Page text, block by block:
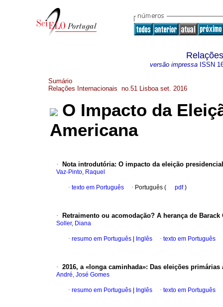
versão impressa ISSN
Sumário
Relações Internacionais no.51 Lisboa set. 2016
O Impacto da
Americana
· Nota introdutória: O impacto da eleição
Vaz-Pinto, Raquel
· texto em Português · Português ( pdf)
· Retraimento ou acomodação? A herança de
Soller, Diana
· resumo em Português Inglês · texto em Português
· 2016, a «longa caminhada»: Das eleições primárias
André, José Gomes
· resumo em Português Inglês · texto em Português